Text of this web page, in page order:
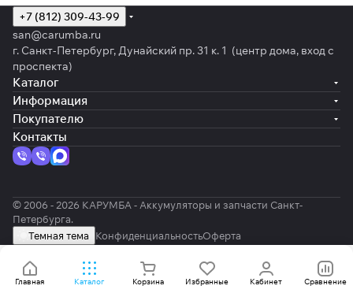
Главная Каталог Корзина Избранные Кабинет Сравнение
+7 (812) 309-43-99
san@carumba.ru
г. Санкт-Петербург, Дунайский пр. 31 к. 1 (центр дома, вход с
проспекта)
Каталог
Информация
Покупателю
Контакты
© 2006 - 2026 КАРУМБА - Аккумуляторы и запчасти Санкт-
Петербурга.
Темная тема
КонфиденциальностьОферта